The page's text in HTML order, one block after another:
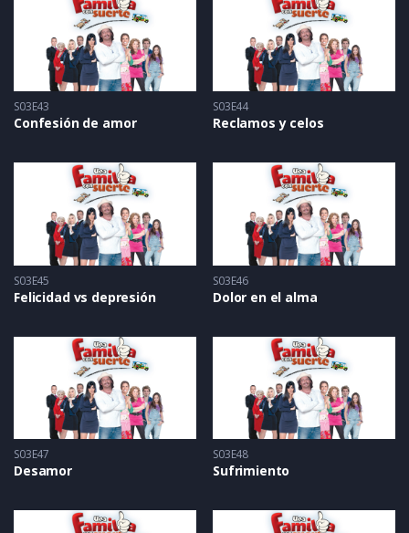
S03E43
Confesión de amor
S03E44
Reclamos y celos
S03E45
Felicidad vs depresión
S03E46
Dolor en el alma
S03E47
Desamor
S03E48
Sufrimiento